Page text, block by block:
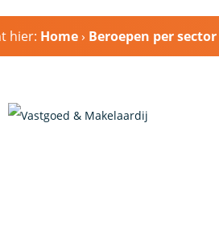
hier: Home› Beroepen per sector